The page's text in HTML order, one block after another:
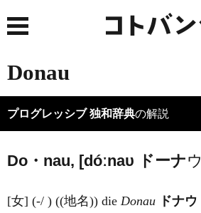
Donau
プログレッシブ 独和辞典の解説
Do・nau, [dóːnaυ ド ーナウ
[女] (-/ ) ((地名)) die Donau ドナウ